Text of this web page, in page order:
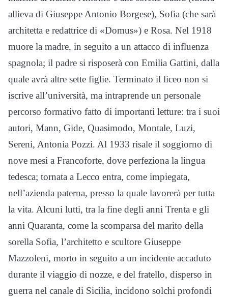
allieva di Giuseppe Antonio Borgese), Sofia (che sarà
architetta e redattrice di «Domus») e Rosa. Nel 1918
muore la madre, in seguito a un attacco di influenza
spagnola; il padre si risposerà con Emilia Gattini, dalla
quale avrà altre sette figlie. Terminato il liceo non si
iscrive all’università, ma intraprende un personale
percorso formativo fatto di importanti letture: tra i suoi
autori, Mann, Gide, Quasimodo, Montale, Luzi,
Sereni, Antonia Pozzi. Al 1933 risale il soggiorno di
nove mesi a Francoforte, dove perfeziona la lingua
tedesca; tornata a Lecco entra, come impiegata,
nell’azienda paterna, presso la quale lavorerà per tutta
la vita. Alcuni lutti, tra la fine degli anni Trenta e gli
anni Quaranta, come la scomparsa del marito della
sorella Sofia, l’architetto e scultore Giuseppe
Mazzoleni, morto in seguito a un incidente accaduto
durante il viaggio di nozze, e del fratello, disperso in
guerra nel canale di Sicilia, incidono solchi profondi